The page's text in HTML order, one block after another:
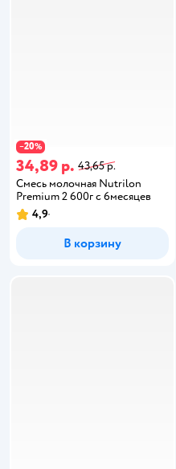
−20%
34,89 р. 43,65 р.
Смесь молочная Nutrilon
Premium 2 600г с 6месяцев
4,9
В корзину